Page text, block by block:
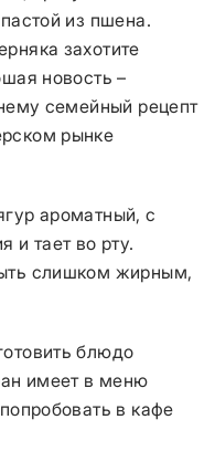
из пшена.
захотите
новость –
семейный рецепт
рынке
ароматный, с
и тает во рту.
слишком жирным,
блюдо
имеет в меню
в кафе